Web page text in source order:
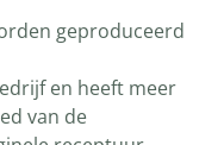
geproduceerd
en heeft meer
van de